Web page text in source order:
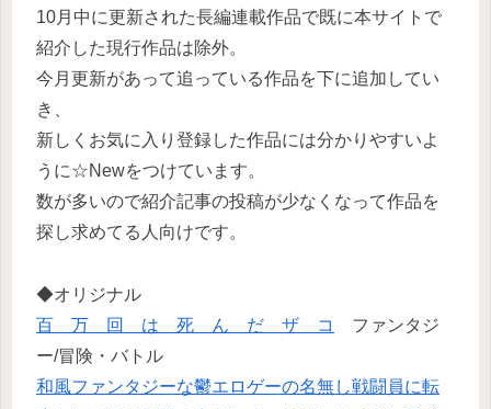
10月中に更新された長編連載作品で既に本サイトで
紹介した現行作品は除外。
今月更新があって追っている作品を下に追加してい
き、
新しくお気に入り登録した作品には分かりやすいよ
うに☆Newをつけています。
数が多いので紹介記事の投稿が少なくなって作品を
探し求めてる人向けです。
◆オリジナル
百 万 回 は 死 ん だ ザ コ
ファンタジ
ー/冒険・バトル
和風ファンタジーな鬱エロゲーの名無し戦闘員に転